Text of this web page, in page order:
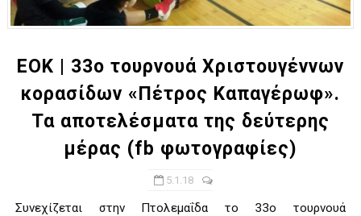
ΧΡΟΝΙΑ ΠΟΛΛΑ ΣΤΟ ΕΛΛΗΝΙΚΟ ΜΠΑΣΚΕΤ : 39Η ΕΠΕΤΕΙΟΣ ΑΠΟ
Ο δρόμος για τον 29ο τελικό κυπέλλου ανδρών ΕΣΚΑΝΑ
U21: Τεράστια πρόκριση για τον Πανελευσινιακό στον
Γ΄ανδρών play offs : "Σκληρό" καρύδι η Φιλία Περάματος
ΕΟΚ | 33ο τουρνουά Χριστουγέννων
κορασίδων «Πέτρος Καπαγέρωφ».
Τα αποτελέσματα της δεύτερης
μέρας (fb φωτογραφίες)
5.1.18
Συνεχίζεται στην Πτολεμαΐδα το 33ο τουρνουά